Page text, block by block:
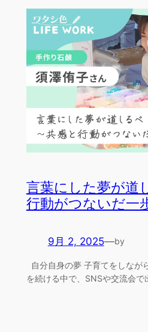
言葉にした夢が道
行動がつないだ一
9月 2, 2025—by
自分自身の夢 子育てをしなが
を続ける中で、SNSや交流会